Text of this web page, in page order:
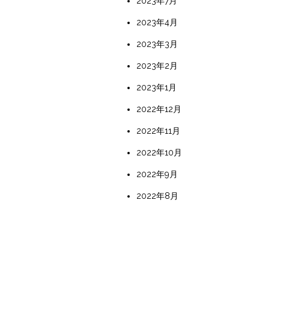
2023年4月
2023年3月
2023年2月
2023年1月
2022年12月
2022年11月
2022年10月
2022年9月
2022年8月